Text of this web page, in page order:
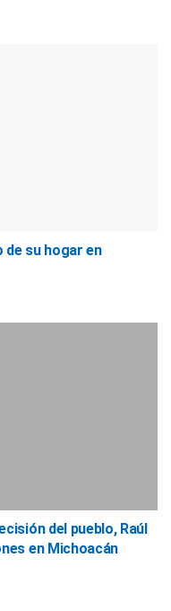
de su hogar en
del pueblo, Raúl
en Michoacán